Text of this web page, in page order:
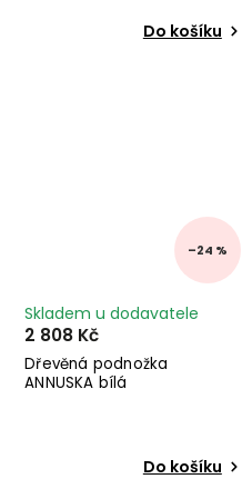
Do košíku
–24 %
Dřevěná podnožka
ANNUSKA bílá
Skladem u dodavatele
2 808 Kč
Do košíku